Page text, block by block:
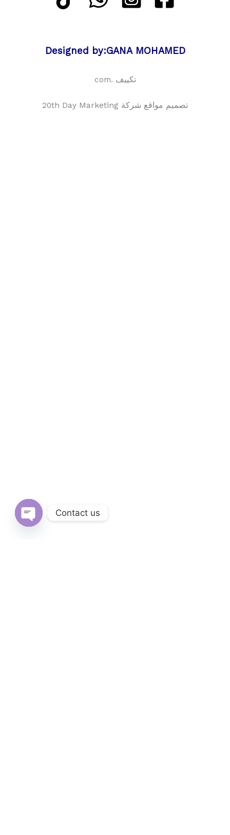
Designed by:GANA MOHAMED
تكييف .com
تصميم مواقع شركة 20th Day Marketing
Contact us
Open